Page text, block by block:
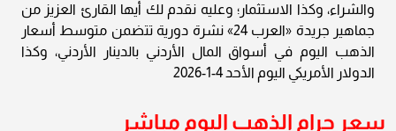
والشراء، وكذا الاستثمار؛ وعليه نقدم لك أيها القارئ العزيز من
جماهير جريدة «العرب 24» نشرة دورية تتضمن متوسط أسعار
الذهب اليوم في أسواق المال الأردني بالدينار الأردني، وكذا
الدولار الأمريكي اليوم الأحد 4-1-2026
سعر جرام الذهب اليوم مباشر